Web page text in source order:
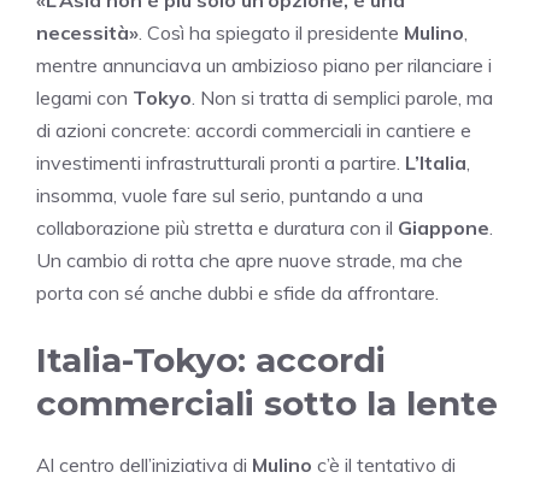
necessità». Così ha spiegato il presidente Mulino,
mentre annunciava un ambizioso piano per rilanciare i
legami con Tokyo. Non si tratta di semplici parole, ma
di azioni concrete: accordi commerciali in cantiere e
investimenti infrastrutturali pronti a partire. L’Italia,
insomma, vuole fare sul serio, puntando a una
collaborazione più stretta e duratura con il Giappone.
Un cambio di rotta che apre nuove strade, ma che
porta con sé anche dubbi e sfide da affrontare.
Italia-Tokyo: accordi
commerciali sotto la lente
Al centro dell’iniziativa di Mulino c’è il tentativo di